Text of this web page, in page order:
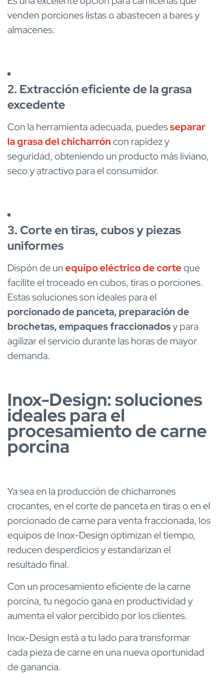
venden porciones listas o abastecen a bares y
almacenes.
2. Extracción eficiente de la grasa
excedente
Con la herramienta adecuada, puedesseparar
la grasa del chicharróncon rapidez y
seguridad, obteniendo un producto más liviano,
seco y atractivo para el consumidor.
3. Corte en tiras, cubos y piezas
uniformes
Dispón de unequipo eléctrico de corteque
facilite el troceado en cubos, tiras o porciones.
Estas soluciones son ideales para el
porcionado de panceta, preparación de
brochetas, empaques fraccionadosy para
agilizar el servicio durante las horas de mayor
demanda.
Inox-Design: soluciones
ideales para el
procesamiento de carne
porcina
Ya sea en la producción de chicharrones
crocantes, en el corte de panceta en tiras o en el
porcionado de carne para venta fraccionada, los
equipos de Inox-Design optimizan el tiempo,
reducen desperdicios y estandarizan el
resultado final.
Con un procesamiento eficiente de la carne
porcina, tu negocio gana en productividad y
aumenta el valor percibido por los clientes.
Inox-Design está a tu lado para transformar
cada pieza de carne en una nueva oportunidad
de ganancia.